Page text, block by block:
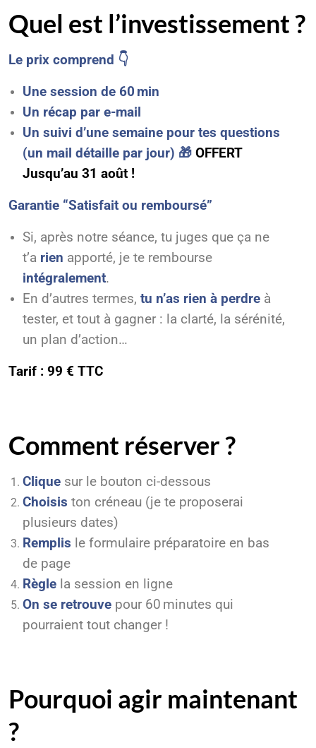
Quel est l’investissement ?
Le prix comprend 👇
Une session de 60 min
Un récap par e-mail
Un suivi d’une semaine pour tes questions
(un mail détaille par jour) 🎁 OFFERT
Jusqu’au 31 août !
Garantie “Satisfait ou remboursé”
Si, après notre séance, tu juges que ça ne
t’a rien apporté, je te rembourse
intégralement.
En d’autres termes, tu n’as rien à perdre à
tester, et tout à gagner : la clarté, la sérénité,
un plan d’action…
Tarif : 99 € TTC
Comment réserver ?
Clique sur le bouton ci-dessous
Choisis ton créneau (je te proposerai
plusieurs dates)
Remplis le formulaire préparatoire en bas
de page
Règle la session en ligne
On se retrouve pour 60 minutes qui
pourraient tout changer !
Pourquoi agir maintenant
?